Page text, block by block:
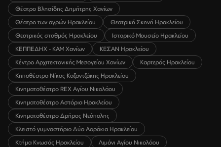
Θέατρο Βλησίδης Δημήτρης Χανίων
Θέατρο των αγρών Ηρακλείου
Θεατρική Σκηνή Ηρακλείου
Θεατρικός σταθμός Ηρακλείου
Ιστορικό Μουσείο Ηρακλείου
ΚΕΠΠΕΔΗΧ - ΚΑΜ Χανίων
ΚΕΣΑΝ Ηρακλείου
Κέντρο Αρχιτεκτονικής Μεσογείου Χανίων
Καρτερός Ηρακλείου
Κηποθέατρο Νίκος Καζαντζάκης Ηρακλείου
Κινηματοθέατρο REX Αγίου Νικολάου
Κινηματοθέατρο Αστόρια Ηρακλείου
Κινηματοθέατρο Δρήρος Νεάπολης
Κλειστό γυμναστήριο Δύο Αοράκια Ηρακλείου
Κτήμα Κνωσός Ηρακλείου
Λιμάνι Αγίου Νικολάου